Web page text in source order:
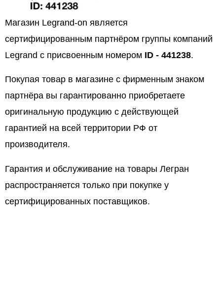
Магазин Legrand-on является
сертифицированным партнёром группы компаний
Legrand с присвоенным номером ID - 441238.
Покупая товар в магазине с фирменным знаком
партнёра вы гарантированно приобретаете
оригинальную продукцию с действующей
гарантией на всей территории РФ от
производителя.
Гарантия и обслуживание на товары Легран
распространяется только при покупке у
сертифицированных поставщиков.